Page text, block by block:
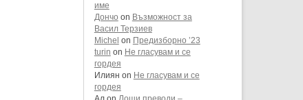
име
Дончо on Възможност за
Васил Терзиев
Michel on
Предизборно ’23
turin on Не гласувам и се
гордея
Илиян on Не гласувам и се
гордея